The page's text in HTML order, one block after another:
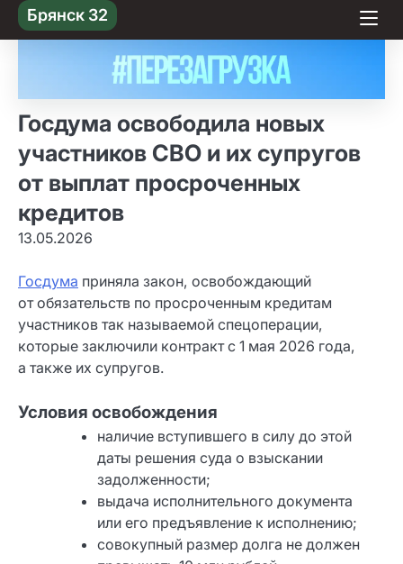
Skip
to content
Брянск 32
Госдума освободила новых
участников СВО и их супругов
от выплат просроченных
кредитов
13.05.2026
Госдума приняла закон, освобождающий
от обязательств по просроченным кредитам
участников так называемой спецоперации,
которые заключили контракт с 1 мая 2026 года,
а также их супругов.
Условия освобождения
наличие вступившего в силу до этой
даты решения суда о взыскании
задолженности;
выдача исполнительного документа
или его предъявление к исполнению;
совокупный размер долга не должен